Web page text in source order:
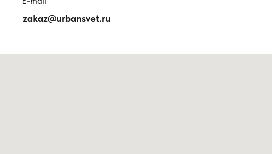
zakaz@urbansvet.ru